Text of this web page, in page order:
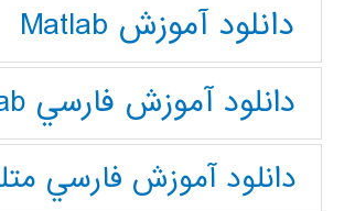
دانلود آموزش Matlab
دانلود آموزش فارسي Matlab
دانلود آموزش فارسي